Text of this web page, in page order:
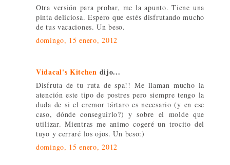
Otra versión para probar, me la apunto. Tiene una
pinta deliciosa. Espero que estés disfrutando mucho
de tus vacaciones. Un beso.
domingo, 15 enero, 2012
Vidacal's Kitchen dijo...
Disfruta de tu ruta de spa!! Me llaman mucho la
atención este tipo de postres pero siempre tengo la
duda de si el cremor tártaro es necesario (y en ese
caso, dónde conseguirlo?) y sobre el molde que
utilizar. Mientras me animo cogeré un trocito del
tuyo y cerraré los ojos. Un beso:)
domingo, 15 enero, 2012